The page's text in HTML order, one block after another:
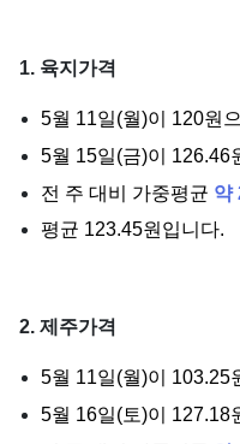
1. 육지가격
5월 11일(월)이 120원
5월 15일(금)이 126.46
전 주 대비 가중평균 약
평균 123.45원입니다.
2. 제주가격
5월 11일(월)이 103.25
5월 16일(토)이 127.18